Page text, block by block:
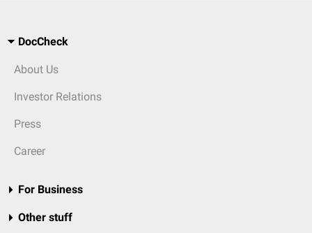
DocCheck
About Us
Investor Relations
Press
Career
For Business
Other stuff